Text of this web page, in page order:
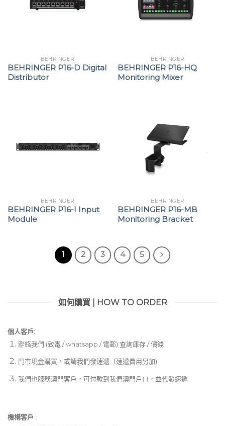
BEHRINGER
BEHRINGER P16-D Digital
Distributor
BEHRINGER
BEHRINGER P16-HQ
Monitoring Mixer
BEHRINGER
BEHRINGER P16-I Input
Module
BEHRINGER
BEHRINGER P16-MB
Monitoring Bracket
1 2 3 4 5
如何購買 | HOW TO ORDER
個人客戶:
聯絡我們 (致電 / whatsapp / 電郵) 查詢庫存 / 價錢
門市現金購買，或請我們發速遞（速遞費用另加)
我們也服務澳門客戶，可付款到我們澳門戶口，並代發速遞
機構客戶 :​